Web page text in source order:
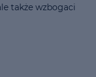
także wzbogaci